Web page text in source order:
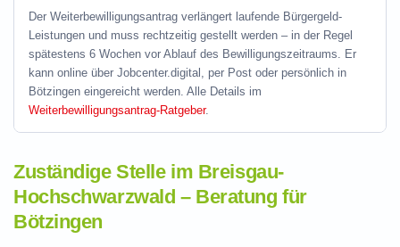
Der Weiterbewilligungsantrag verlängert laufende Bürgergeld-
Leistungen und muss rechtzeitig gestellt werden – in der Regel
spätestens 6 Wochen vor Ablauf des Bewilligungszeitraums. Er
kann online über Jobcenter.digital, per Post oder persönlich in
Bötzingen eingereicht werden. Alle Details im
Weiterbewilligungsantrag-Ratgeber.
Zuständige Stelle im Breisgau-
Hochschwarzwald – Beratung für
Bötzingen